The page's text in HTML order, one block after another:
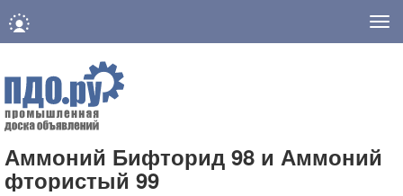
Аммоний Бифторид 98 и Аммоний
фтористый 99